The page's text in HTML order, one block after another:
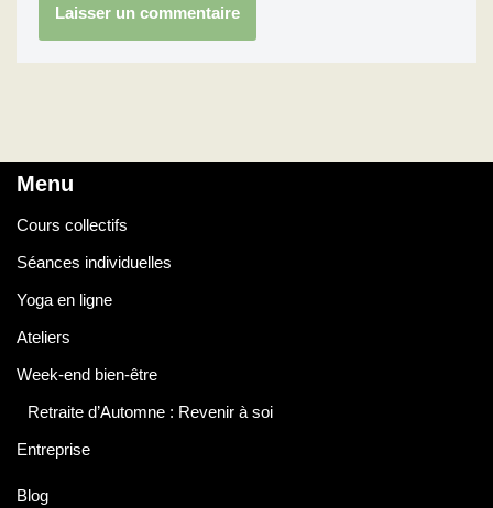
Menu
Cours collectifs
Séances individuelles
Yoga en ligne
Ateliers
Week-end bien-être
Retraite d’Automne : Revenir à soi
Entreprise
Blog